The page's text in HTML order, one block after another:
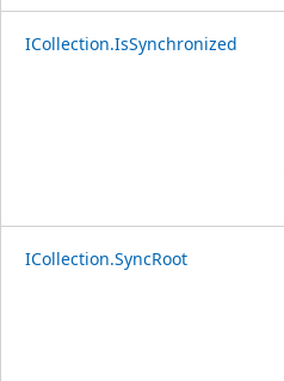
ICollection.IsSynchronized
ICollection.SyncRoot